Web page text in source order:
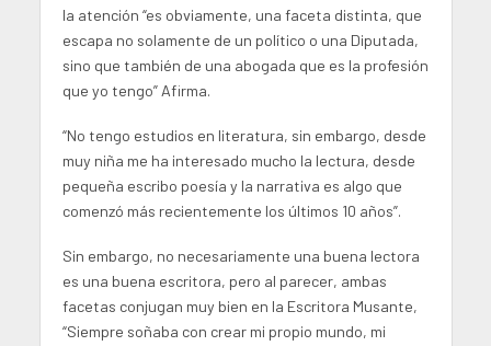
la atención “es obviamente, una faceta distinta, que
escapa no solamente de un político o una Diputada,
sino que también de una abogada que es la profesión
que yo tengo” Afirma.
“No tengo estudios en literatura, sin embargo, desde
muy niña me ha interesado mucho la lectura, desde
pequeña escribo poesía y la narrativa es algo que
comenzó más recientemente los últimos 10 años”.
Sin embargo, no necesariamente una buena lectora
es una buena escritora, pero al parecer, ambas
facetas conjugan muy bien en la Escritora Musante,
“Siempre soñaba con crear mi propio mundo, mi